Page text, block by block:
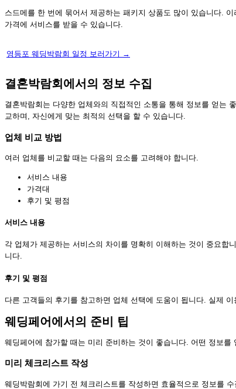
스드메를 한 번에 묶어서 제공하는 패키지 상품도 많이 있습니다.
가격에 서비스를 받을 수 있습니다.
영등포 웨딩박람회 일정 보러가기 →
결혼박람회에서의 정보 수집
결혼박람회는 다양한 업체와의 직접적인 소통을 통해 정보를 얻는
교하며, 자신에게 맞는 최적의 선택을 할 수 있습니다.
업체 비교 방법
여러 업체를 비교할 때는 다음의 요소를 고려해야 합니다.
서비스 내용
가격대
후기 및 평점
서비스 내용
각 업체가 제공하는 서비스의 차이를 명확히 이해하는 것이 중요합
니다.
후기 및 평점
다른 고객들의 후기를 참고하면 업체 선택에 도움이 됩니다. 실제
웨딩페어에서의 준비 팁
웨딩페어에 참가할 때는 미리 준비하는 것이 좋습니다. 어떤 정보
미리 체크리스트 작성
웨딩박람회에 가기 전 체크리스트를 작성하면 효율적으로 정보를